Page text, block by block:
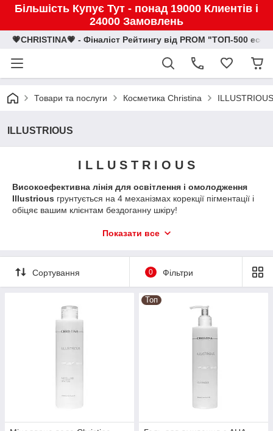
Більшість Купує Тут - понад 19000 Клиентів і
24000 Замовлень
💗CHRISTINA💗 - Фіналіст Рейтингу від PROM "ТОП-500
Товари та послуги Косметика Christina ILLUSTRIOUS
ILLUSTRIOUS
I L L U S T R I O U S
Високоефективна лінія для освітлення і омолодження
Illustrious грунтується на 4 механізмах корекції пігментації і
обіцяє вашим клієнтам бездоганну шкіру!
всіх стадіях препарати Illustrious здатні коригувати
ультрафіолету і природним процесом старіння.
З першого застосування Illustrious робить шкіру сяючою,
пружною і гладкою, вирівнює її тон, що в сумі дає помітний
освітлюючий ефект, що зберігається протягом тривалого
часу, – в тому числі завдяки дотриманню ретельно
розробленої системи домашнього догляду.
Показати все
Сортування 0 Фільтри
Топ